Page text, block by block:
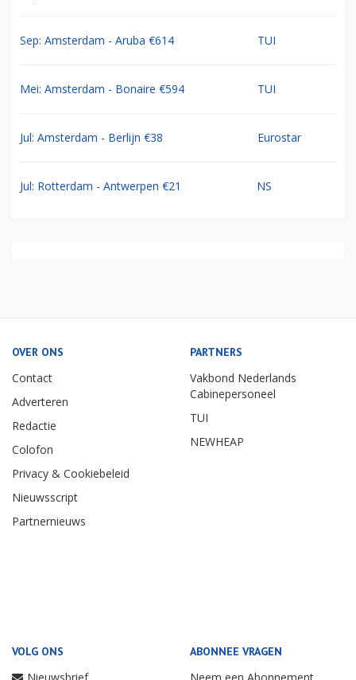
Sep: Amsterdam - Aruba €614 TUI
Mei: Amsterdam - Bonaire €594 TUI
Jul: Amsterdam - Berlijn €38 Eurostar
Jul: Rotterdam - Antwerpen €21 NS
OVER ONS
Contact
Adverteren
Redactie
Colofon
Privacy & Cookiebeleid
Nieuwsscript
Partnernieuws
PARTNERS
Vakbond Nederlands
Cabinepersoneel
TUI
NEWHEAP
VOLG ONS ABONNEE VRAGEN